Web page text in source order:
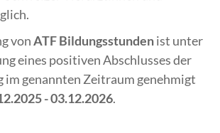
vonATF Bildungsstundenist unter
eines positiven Abschlusses der
im genannten Zeitraum genehmigt
- 03.12.2026.